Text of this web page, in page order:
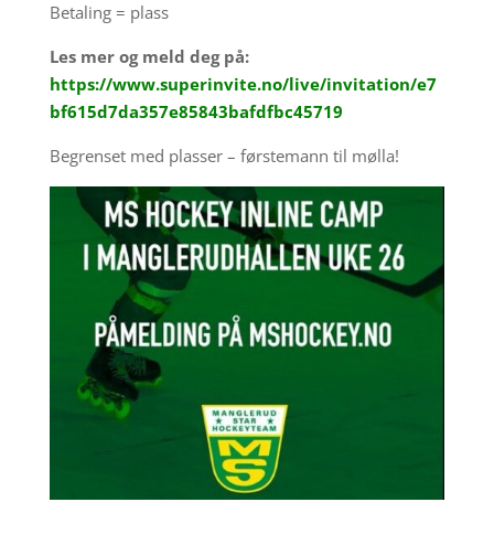
Betaling = plass
Les mer og meld deg på:
https://www.superinvite.no/live/invitation/e7
bf615d7da357e85843bafdfbc45719
Begrenset med plasser – førstemann til mølla!